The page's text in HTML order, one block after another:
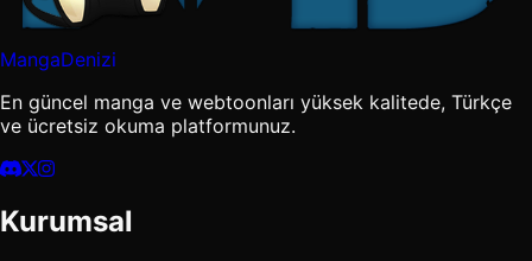
MangaDenizi
En güncel manga ve webtoonları yüksek kalitede, Türkçe
ve ücretsiz okuma platformunuz.
Kurumsal